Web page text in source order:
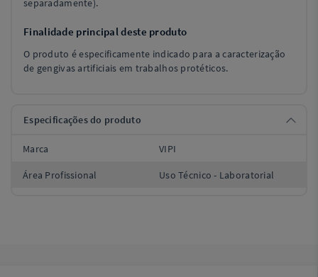
separadamente).
Finalidade principal deste produto
O produto é especificamente indicado para a caracterização
de gengivas artificiais em trabalhos protéticos.
Especificações do produto
Marca VIPI
Área Profissional Uso Técnico - Laboratorial